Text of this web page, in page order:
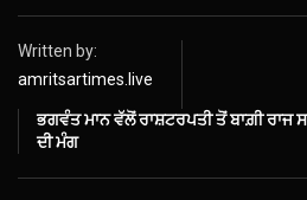
Written by:
amritsartimes.live
ਭਗਵੰਤ ਮਾਨ ਵੱਲੋਂ ਰਾਸ਼ਟਰਪਤੀ ਤੋਂ ਬਾਗ਼ੀ ਰਾਜ
ਦੀ ਮੰਗ